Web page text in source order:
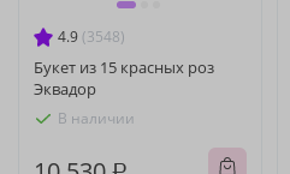
4.9 (3548)
Букет из 15 красных роз
Эквадор
В наличии